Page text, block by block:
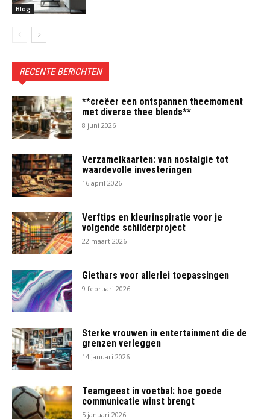
Blog
RECENTE BERICHTEN
**creëer een ontspannen theemoment
met diverse thee blends**
8 juni 2026
Verzamelkaarten: van nostalgie tot
waardevolle investeringen
16 april 2026
Verftips en kleurinspiratie voor je
volgende schilderproject
22 maart 2026
Giethars voor allerlei toepassingen
9 februari 2026
Sterke vrouwen in entertainment die de
grenzen verleggen
14 januari 2026
Teamgeest in voetbal: hoe goede
communicatie winst brengt
5 januari 2026